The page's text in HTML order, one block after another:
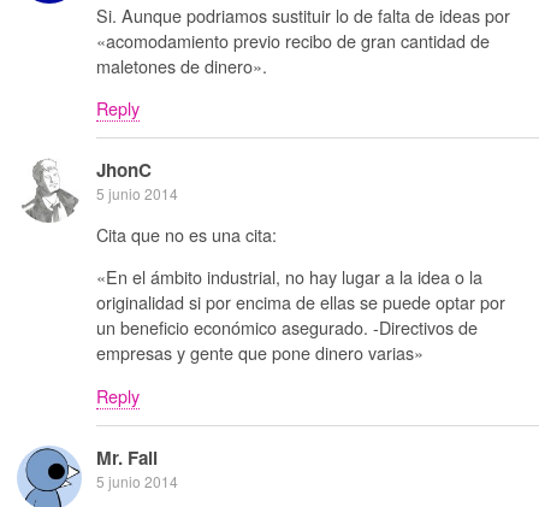
Si. Aunque podriamos sustituir lo de falta de ideas por
«acomodamiento previo recibo de gran cantidad de
maletones de dinero».
Reply
JhonC
5 junio 2014
Cita que no es una cita:
«En el ámbito industrial, no hay lugar a la idea o la
originalidad si por encima de ellas se puede optar por
un beneficio económico asegurado. -Directivos de
empresas y gente que pone dinero varias»
Reply
Mr. Fail
5 junio 2014